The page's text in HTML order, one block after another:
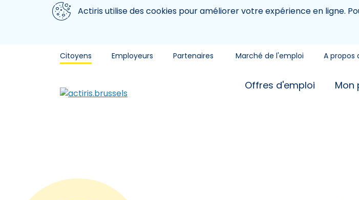
Aller au contenu principal
Nous utilisons des cookiesActiris utilise des cookies pour améliorer votre expérience en ligne.
Citoyens Employeurs Partenaires Marché de l'emploi A propos
Offres d'emploi Mon